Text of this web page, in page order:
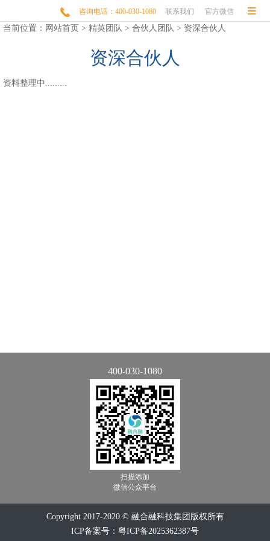
 咨询电话：400-030-1080 联系我们 官方微信 
当前位置： 网站首页 > 精英团队 > 合伙人团队 > 资深合伙人
资深合伙人
资料整理中.........
400-030-1080
扫描添加
微信公众平台
Copyright 2017-2020 © 融合融科技集团版权所有
ICP备案号：粤ICP备2025362387号